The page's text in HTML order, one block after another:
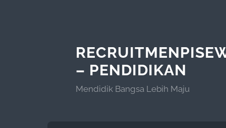
– PENDIDIKAN
Mendidik Bangsa Lebih Maju